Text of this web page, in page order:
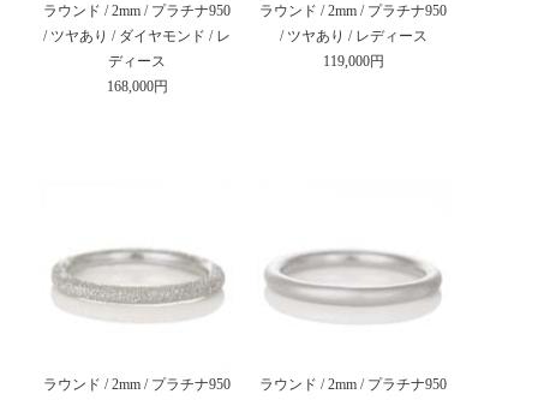
ラウンド / 2mm / プラチナ950
/ ツヤあり / ダイヤモンド / レ
ディース
168,000円
ラウンド / 2mm / プラチナ950
/ ツヤあり / レディース
119,000円
ラウンド / 2mm / プラチナ950
ラウンド / 2mm / プラチナ950